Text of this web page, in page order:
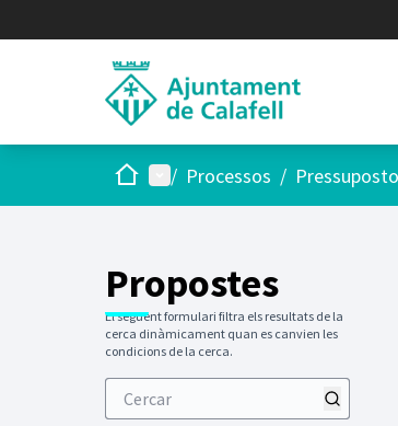
Inici Menú principal
/ Processos /
Propostes
El següent formulari filtra els resultats de la
cerca dinàmicament quan es canvien les
condicions de la cerca.